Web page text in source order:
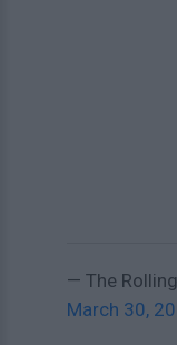
— The
March 30,